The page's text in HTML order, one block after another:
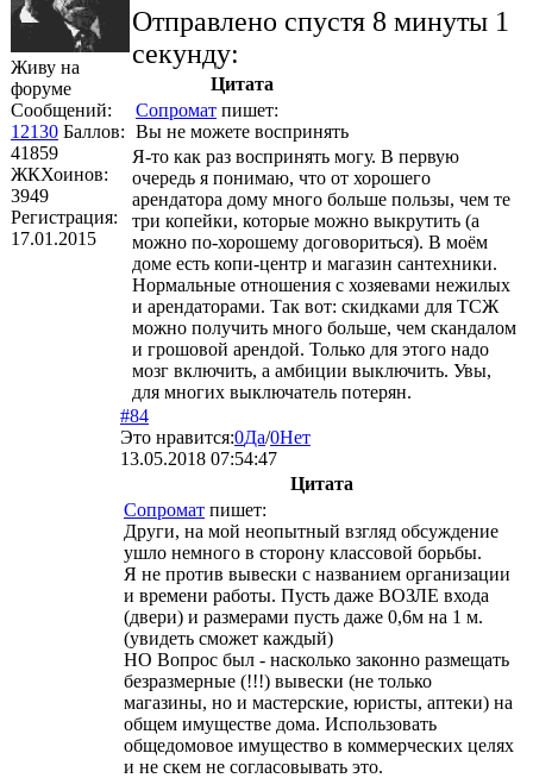
Живу на
форуме
Сообщений:
12130 Баллов:
41859
ЖКХоинов:
3949
Регистрация:
17.01.2015
Отправлено спустя 8 минуты 1
секунду:
Цитата
Сопромат пишет:
Вы не можете воспринять
Я-то как раз воспринять могу. В первую
очередь я понимаю, что от хорошего
арендатора дому много больше пользы, чем те
три копейки, которые можно выкрутить (а
можно по-хорошему договориться). В моём
доме есть копи-центр и магазин сантехники.
Нормальные отношения с хозяевами нежилых
и арендаторами. Так вот: скидками для ТСЖ
можно получить много больше, чем скандалом
и грошовой арендой. Только для этого надо
мозг включить, а амбиции выключить. Увы,
для многих выключатель потерян.
#84
Это нравится:0Да/0Нет
13.05.2018 07:54:47
Цитата
Сопромат пишет:
Други, на мой неопытный взгляд обсуждение
ушло немного в сторону классовой борьбы.
Я не против вывески с названием организации
и времени работы. Пусть даже ВОЗЛЕ входа
(двери) и размерами пусть даже 0,6м на 1 м.
(увидеть сможет каждый)
НО Вопрос был - насколько законно размещать
безразмерные (!!!) вывески (не только
магазины, но и мастерские, юристы, аптеки) на
общем имуществе дома. Использовать
общедомовое имущество в коммерческих целях
и не скем не согласовывать это.